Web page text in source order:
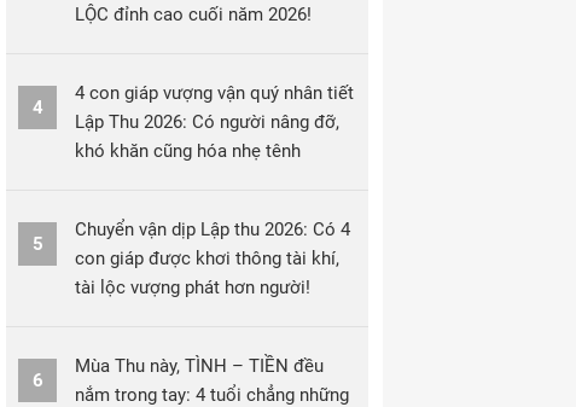
LỘC đỉnh cao cuối năm 2026!
4
4 con giáp vượng vận quý nhân tiết
Lập Thu 2026: Có người nâng đỡ,
khó khăn cũng hóa nhẹ tênh
5
Chuyển vận dịp Lập thu 2026: Có 4
con giáp được khơi thông tài khí,
tài lộc vượng phát hơn người!
6
Mùa Thu này, TÌNH – TIỀN đều
nắm trong tay: 4 tuổi chẳng những